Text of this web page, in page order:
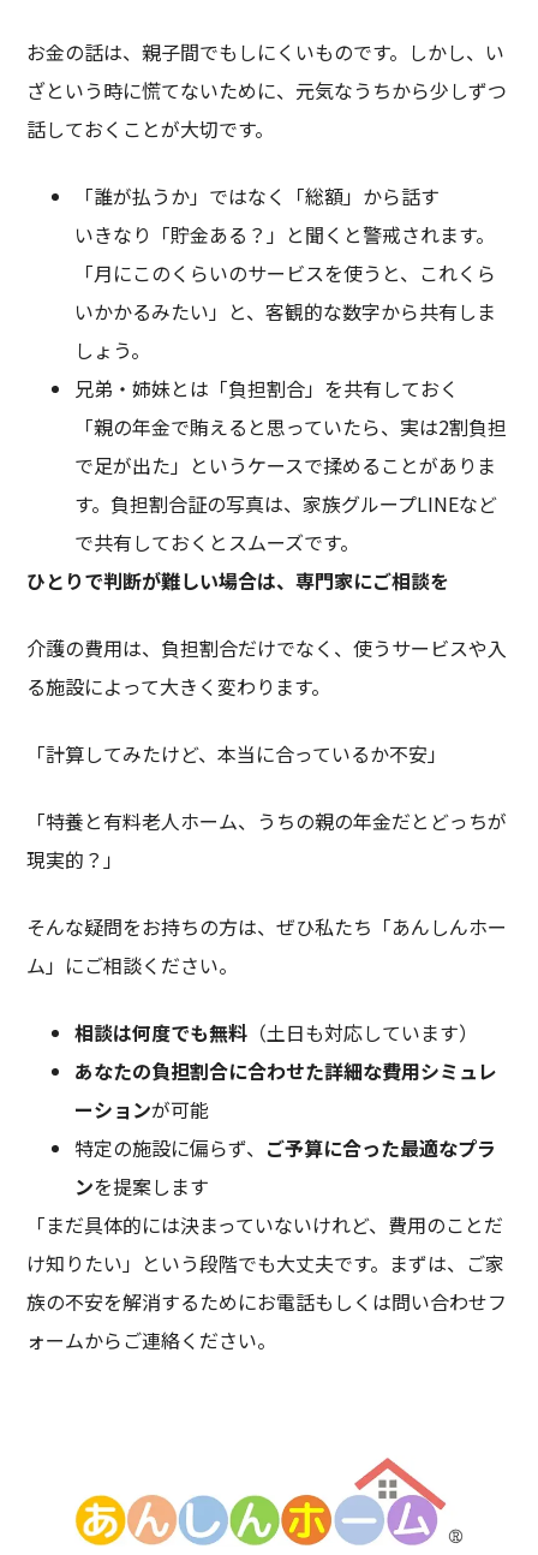
お金の話は、親子間でもしにくいものです。しかし、い
ざという時に慌てないために、元気なうちから少しずつ
話しておくことが大切です。
「誰が払うか」ではなく「総額」から話す
いきなり「貯金ある？」と聞くと警戒されます。
「月にこのくらいのサービスを使うと、これくら
いかかるみたい」と、客観的な数字から共有しま
しょう。
兄弟・姉妹とは「負担割合」を共有しておく
「親の年金で賄えると思っていたら、実は2割負担
で足が出た」というケースで揉めることがありま
す。負担割合証の写真は、家族グループLINEなど
で共有しておくとスムーズです。
ひとりで判断が難しい場合は、専門家にご相談を
介護の費用は、負担割合だけでなく、使うサービスや入
る施設によって大きく変わります。
「計算してみたけど、本当に合っているか不安」
「特養と有料老人ホーム、うちの親の年金だとどっちが
現実的？」
そんな疑問をお持ちの方は、ぜひ私たち「あんしんホー
ム」にご相談ください。
相談は何度でも無料 （土日も対応しています）
あなたの負担割合に合わせた詳細な費用シミュレ
ーションが可能
特定の施設に偏らず、 ご予算に合った最適なプラ
ンを提案します
「まだ具体的には決まっていないけれど、費用のことだ
け知りたい」という段階でも大丈夫です。まずは、ご家
族の不安を解消するためにお電話もしくは問い合わせフ
ォームからご連絡ください。